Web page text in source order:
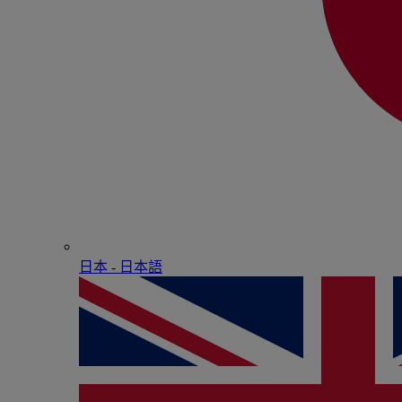
日本 - ⽇本語